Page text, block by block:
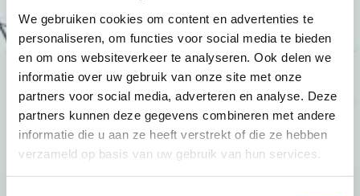
We gebruiken cookies om content en advertenties te
personaliseren, om functies voor social media te bieden
en om ons websiteverkeer te analyseren. Ook delen we
informatie over uw gebruik van onze site met onze
partners voor social media, adverteren en analyse. Deze
partners kunnen deze gegevens combineren met andere
informatie die u aan ze heeft verstrekt of die ze hebben
verzameld op basis van uw gebruik van hun services.
Publicaties